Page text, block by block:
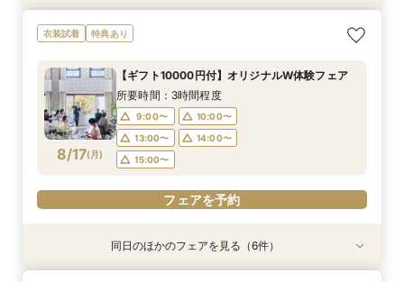
8/16(日)
【無料相談】結婚式の悩みや不安を解決・ブライ
ダル相談会
13:00〜
14:00〜
フェアを予約
8/16(日)
【Webオンライン相談】ご遠方の方も在宅のまま
で安心！日程の空き状況＆お見積り相談まで♪か
付きフェアへご招待！
所要時間：2時間程度
14:00〜
フェアを予約
8/16(日)
【ギフト10000円付】サマーブライダルフェア
9:00〜
10:00〜
13:00〜
14:00〜
15:00〜
フェアを予約
8/16(日)
【8～30名様◇貸切り】水上ヴィラ見学×家族婚
プラン相談会！結婚式は大好きなご家族と♪そん
名/50万の安心価格で叶える！アットホームＷ♪
所要時間：3時間程度
9:00〜
10:00〜
14:00〜
15:00〜
フェアを予約
衣装試着 特典あり
8/17(月)
【ギフト10000円付】オリジナルW体験フェア
所要時間：3時間程度
9:00〜
10:00〜
13:00〜
14:00〜
15:00〜
フェアを予約
特典あり
特典あり
特典あり同日のほかのフェアを見る（6件）